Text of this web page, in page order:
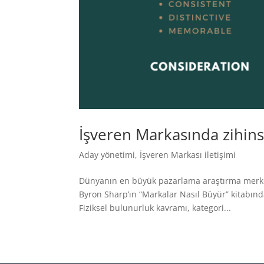
İşveren Markasında
Aday yönetimi, İşveren Markası iletişimi
Dünyanın en büyük pazarlama araştırma
Byron Sharp’ın “Markalar Nasıl Büyür”
Fiziksel bulunurluk kavramı, kategori...